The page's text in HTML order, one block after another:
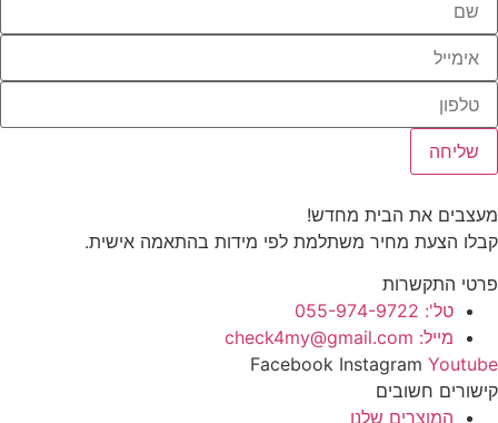
שליחה
מעצבים את הבית מחדש!
קבלו הצעת מחיר משתלמת לפי מידות בהתאמה אישית.
פרטי התקשרות
טל': 055-974-9722
מייל: check4my@gmail.com
Facebook Instagram Youtube
קישורים חשובים
המוצרים שלנו